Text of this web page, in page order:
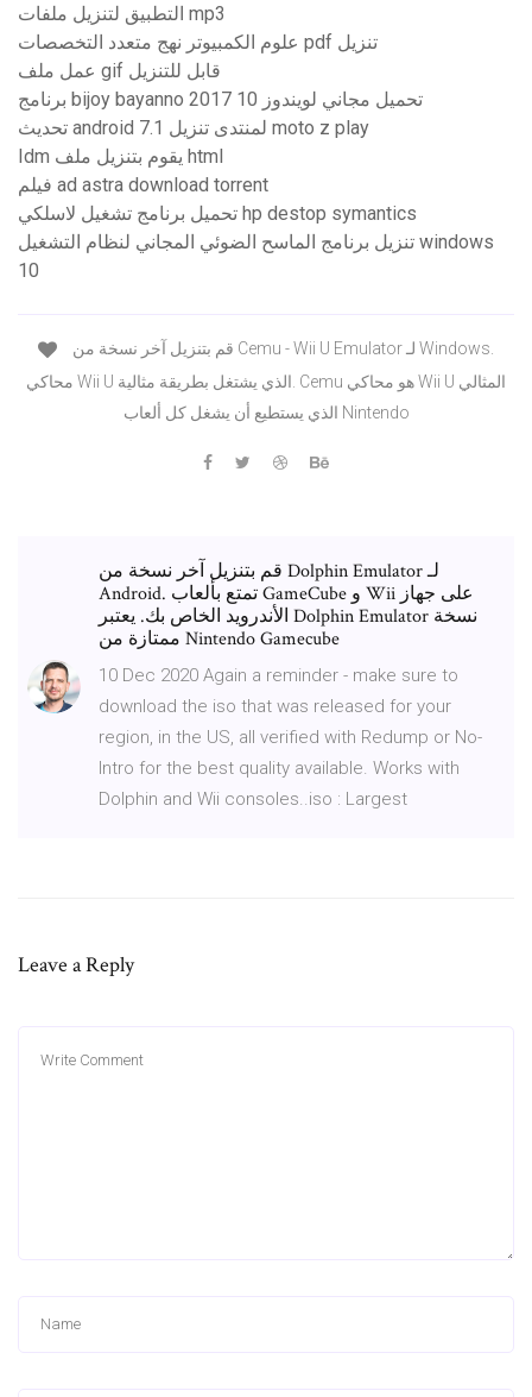
التطبيق لتنزيل ملفات mp3
علوم الكمبيوتر نهج متعدد التخصصات pdf تنزيل
عمل ملف gif قابل للتنزيل
برنامج bijoy bayanno 2017 تحميل مجاني لويندوز 10
تحديث android 7.1 لمنتدى تنزيل moto z play
Idm يقوم بتنزيل ملف html
فيلم ad astra download torrent
تحميل برنامج تشغيل لاسلكي hp destop symantics
تنزيل برنامج الماسح الضوئي المجاني لنظام التشغيل windows
10
محاكي Wii U الذي يشتغل بطريقة مثالية. Cemu هو محاكي Wii U المثالي
الذي يستطيع أن يشغل كل ألعاب Nintendo
قم بتنزيل آخر نسخة من Dolphin Emulator لـ
Android. تمتع بألعاب GameCube و Wii على جهاز
الأندرويد الخاص بك. يعتبر Dolphin Emulator نسخة
ممتازة من Nintendo Gamecube
10 Dec 2020 Again a reminder - make sure to
download the iso that was released for your
region, in the US, all verified with Redump or No-
Intro for the best quality available. Works with
Dolphin and Wii consoles..iso : Largest
Leave a Reply